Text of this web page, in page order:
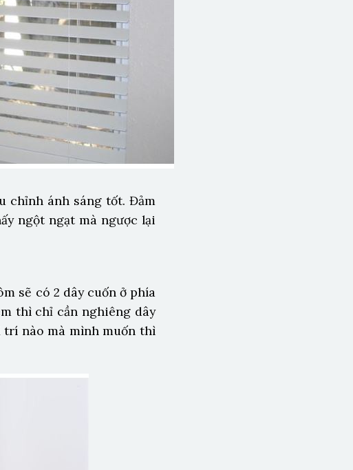
chỉnh ánh sáng tốt. Đảm
ngột ngạt mà ngược lại
sẽ có 2 dây cuốn ở phía
thì chỉ cần nghiêng dây
trí nào mà mình muốn thì